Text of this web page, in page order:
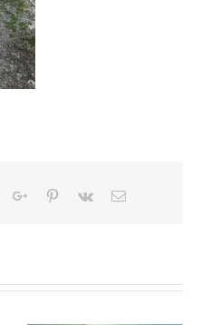
TumblrGoogle+Pinterest
Vk Email